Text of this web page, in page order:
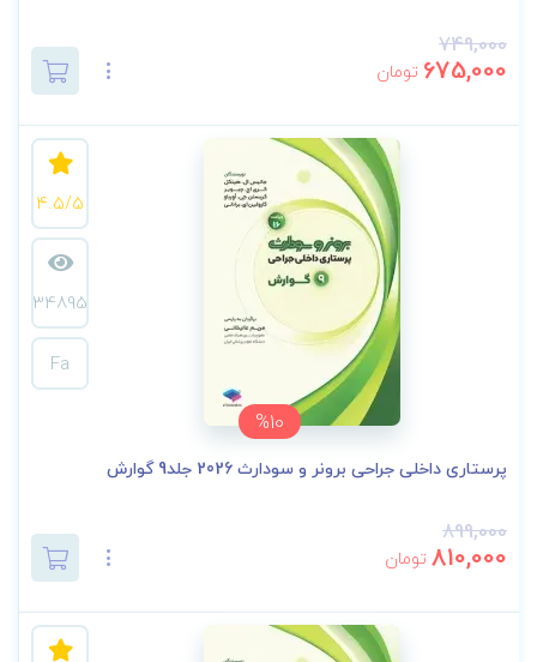
749,000
675,000 تومان
%10
4.5/5
34895
Fa
پرستاری داخلی جراحی برونر و سودارث 2026 جلد9 گوارش
899,000
810,000 تومان